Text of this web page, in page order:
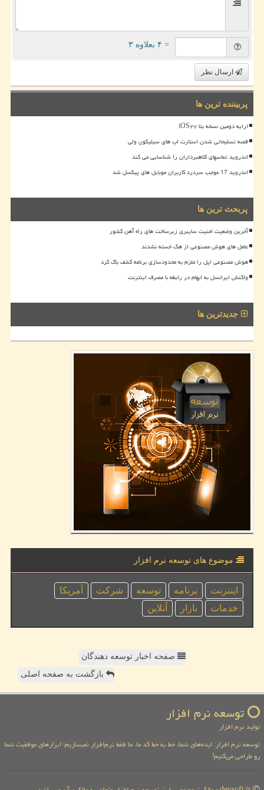
= ۴ بعلاوه ۳
ارسال نظر
پربیننده ترین ها
ارایه دومین نسخه بتا iOS۲۷
قصه تسلیحاتی شدن استارت اپ های سیلیکون ولی
اندروید تماسهای کلاهبرداران را شناسایی می کند
اندروید 17 موجب سردرد کاربران موبایل های پیکسل شد
پربحث ترین ها
آخرین وضعیت امنیت سایبری زیرساخت های راه آهن کشور
عامل های هوش مصنوعی از هک خسته نشدند
هوش مصنوعی اپل را ملزم به محدودسازی برنامه کشف باگ کرد
واکنش ایرانسل به ابهام در رابطه با مصرف اینترنت
جدیدترین ها
موضوع های توسعه نرم افزار
اینترنت برنامه توسعه شركت
آمریكا
خدمات
بازار آنلاین
صفحه اخبار توسعه دهندگان
بازگشت به صفحه اصلی
توسعه نرم افزار
تولید نرم افزار
توسعه نرم افزار: ایده‌های شما، خط به خط کد ما. ما فقط نرم‌افزار نمیسازیم؛ ابزارهای موفقیت شما
رو طراحی می‌کنیم!